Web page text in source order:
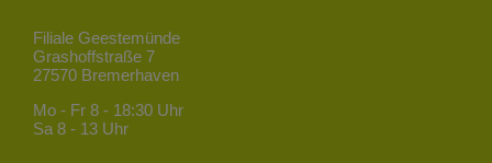
Filiale Geestemünde
Grashoffstraße 7
27570 Bremerhaven
Mo - Fr 8 - 18:30 Uhr
Sa 8 - 13 Uhr